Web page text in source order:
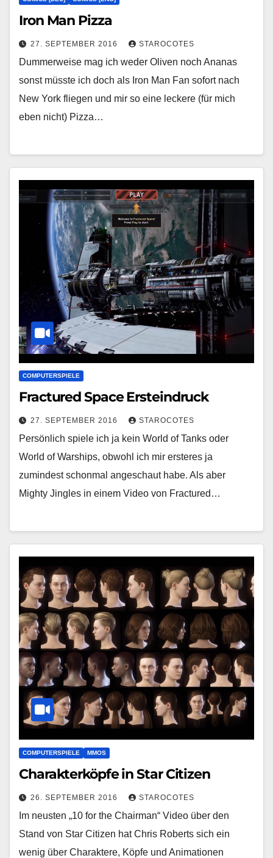
Iron Man Pizza
27. SEPTEMBER 2016 STAROCOTES
Dummerweise mag ich weder Oliven noch Ananas
sonst müsste ich doch als Iron Man Fan sofort nach
New York fliegen und mir so eine leckere (für mich
eben nicht) Pizza…
COMPUTERSPIELE
Fractured Space Ersteindruck
27. SEPTEMBER 2016 STAROCOTES
Persönlich spiele ich ja kein World of Tanks oder
World of Warships, obwohl ich mir ersteres ja
zumindest schonmal angeschaut habe. Als aber
Mighty Jingles in einem Video von Fractured…
COMPUTERSPIELE MMOS
Charakterköpfe in Star Citizen
26. SEPTEMBER 2016 STAROCOTES
Im neusten „10 for the Chairman“ Video über den
Stand von Star Citizen hat Chris Roberts sich ein
wenig über Charaktere, Köpfe und Animationen